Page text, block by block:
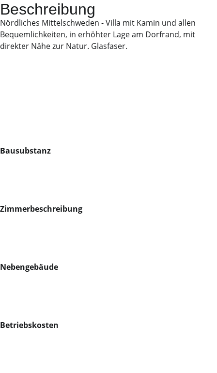
Beschreibung
Nördliches Mittelschweden - Villa mit Kamin und allen
Bequemlichkeiten, in erhöhter Lage am Dorfrand, mit
direkter Nähe zur Natur. Glasfaser.
Bausubstanz
Zimmerbeschreibung
Nebengebäude
Betriebskosten